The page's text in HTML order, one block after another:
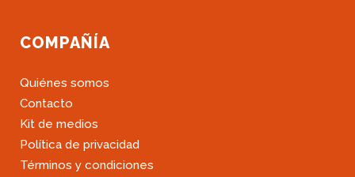
COMPAÑÍA
Quiénes somos
Contacto
Kit de medios
Política de privacidad
Términos y condiciones